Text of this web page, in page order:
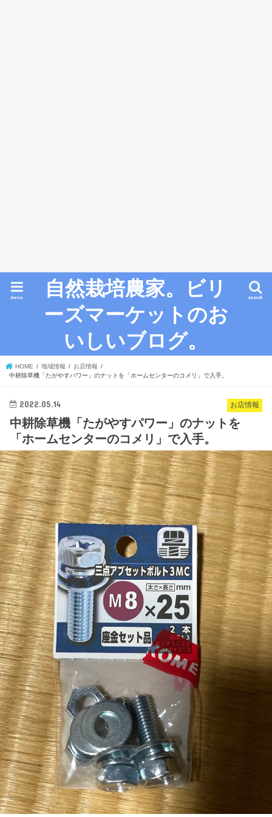
自然栽培農家。ビリ
ーズマーケットのお
いしいブログ。
search
menu
HOME 地域情報
お店情報
中耕除草機「たがやすパワー」のナットを「ホームセンターのコメリ」で入手。
お店情報
2022.05.14
中耕除草機「たがやすパワー」のナットを
「ホームセンターのコメリ」で入手。